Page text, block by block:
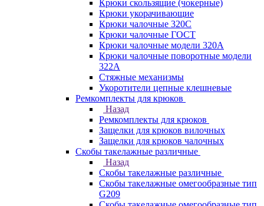
Крюки скользящие (чокерные)
Крюки укорачивающие
Крюки чалочные 320C
Крюки чалочные ГОСТ
Крюки чалочные модели 320А
Крюки чалочные поворотные модели
322А
Стяжные механизмы
Укоротители цепные клешневые
Ремкомплекты для крюков
Назад
Ремкомплекты для крюков
Защелки для крюков вилочных
Защелки для крюков чалочных
Скобы такелажные различные
Назад
Скобы такелажные различные
Скобы такелажные омегообразные тип
G209